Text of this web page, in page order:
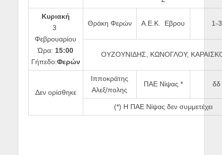
Κυριακή
3
Φεβρουαρίου
Ώρα: 15:00
Γήπεδο:Φερών
Θράκη Φερών Α.Ε.Κ. Εβρου 1-3
ΟΥΖΟΥΝΙΔΗΣ, ΚΩΝΟΓΛΟΥ,
Δεν ορίσθηκε
Ιπποκράτης
Αλεξ/πολης
ΠΑΕ Νίψας * δδ
(*) Η ΠΑΕ Νίψας δεν συμμετέχει